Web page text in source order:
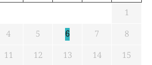
1
4 5 6 7
8
11 12 13 14
15